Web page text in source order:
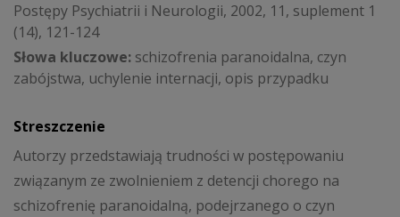
Postępy Psychiatrii i Neurologii, 2002, 11, suplement 1
(14), 121-124
Słowa kluczowe: schizofrenia paranoidalna, czyn
zabójstwa, uchylenie internacji, opis przypadku
Streszczenie
Autorzy przedstawiają trudności w postępowaniu
związanym ze zwolnieniem z detencji chorego na
schizofrenię paranoidalną, podejrzanego o czyn